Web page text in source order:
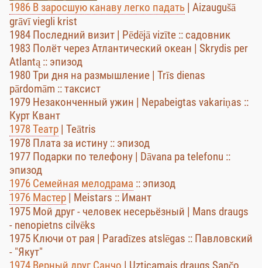
1986 В заросшую канаву легко падать | Aizaugušā
grāvī viegli krist
1984 Последний визит | Pēdējā vizīte :: садовник
1983 Полёт через Атлантический океан | Skrydis per
Atlantą :: эпизод
1980 Три дня на размышление | Trīs dienas
pārdomām :: таксист
1979 Незаконченный ужин | Nepabeigtas vakariņas ::
Курт Квант
1978 Театр | Teātris
1978 Плата за истину :: эпизод
1977 Подарки по телефону | Dāvana pa telefonu ::
эпизод
1976 Семейная мелодрама :: эпизод
1976 Мастер | Meistars :: Имант
1975 Мой друг - человек несерьёзный | Mans draugs
- nenopietns cilvēks
1975 Ключи от рая | Paradīzes atslēgas :: Павловский
- "Якут"